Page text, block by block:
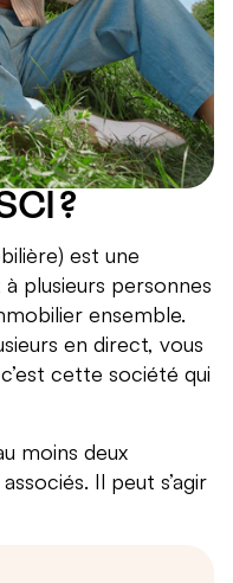
?
est une
plusieurs personnes
ensemble.
en direct, vous
cette société qui
moins deux
Il peut s’agir